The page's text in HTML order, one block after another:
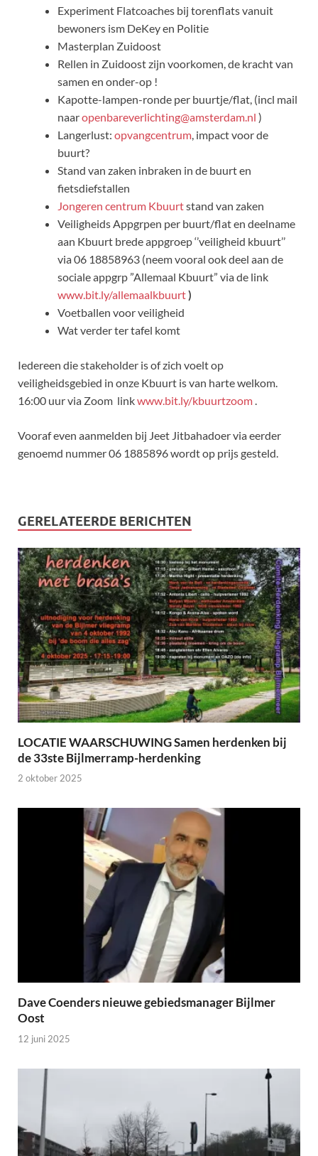
Experiment Flatcoaches bij torenflats vanuit
bewoners ism DeKey en Politie
Masterplan Zuidoost
Rellen in Zuidoost zijn voorkomen, de kracht van
samen en onder-op !
Kapotte-lampen-ronde per buurtje/flat, (incl mail
naaropenbareverlichting@amsterdam.nl )
Langerlust: opvangcentrum, impact voor de
buurt?
Stand van zaken inbraken in de buurt en
fietsdiefstallen
Jongeren centrum Kbuurtstand van zaken
Veiligheids Appgrpen per buurt/flat en deelname
aan Kbuurt brede appgroep ‘’veiligheid kbuurt’’
via 06 18858963 (neem vooral ook deel aan de
sociale appgrp ”Allemaal Kbuurt” via de link
www.bit.ly/allemaalkbuurt)
Voetballen voor veiligheid
Wat verder ter tafel komt
Iedereen die stakeholder is of zich voelt op
veiligheidsgebied in onze Kbuurt is van harte welkom.
16:00 uur via Zoom linkwww.bit.ly/kbuurtzoom.
Vooraf even aanmelden bij Jeet Jitbahadoer via eerder
genoemd nummer 06 1885896 wordt op prijs gesteld.
GERELATEERDE BERICHTEN
LOCATIE WAARSCHUWING Samen herdenken bij
de 33ste Bijlmerramp-herdenking
2 oktober 2025
Dave Coenders nieuwe gebiedsmanager Bijlmer
Oost
12 juni 2025